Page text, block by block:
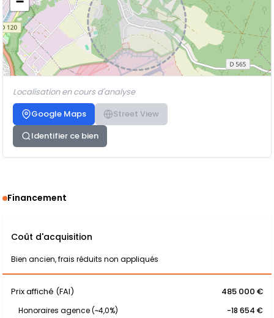
Localisation en cours d'analyse
Google Maps
Street View
Identifier ce bien
Financement
Coût d'acquisition
Bien ancien, frais réduits non appliqués
Prix affiché (FAI) 485 000 €
Honoraires agence (~4,0%)
-18 654 €